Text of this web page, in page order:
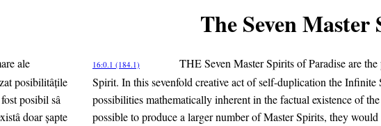
The Seven
ale
posibilitâţile
posibil sâ
doar şapte
16:0.1 (184.1)
THE Seven Master Spirits of Paradise are
Spirit. In this sevenfold creative act of self-duplication the Infinite
possibilities mathematically inherent in the factual existence of
possible to produce a larger number of Master Spirits, they would